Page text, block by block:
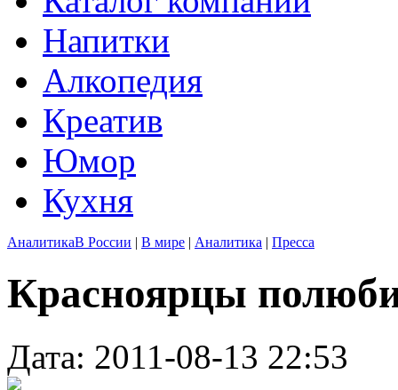
Напитки
Алкопедия
Креатив
Юмор
Кухня
АналитикаВ России | В мире | Аналитика | Пресса
Красноярцы
Дата: 2011-08-13 22:53